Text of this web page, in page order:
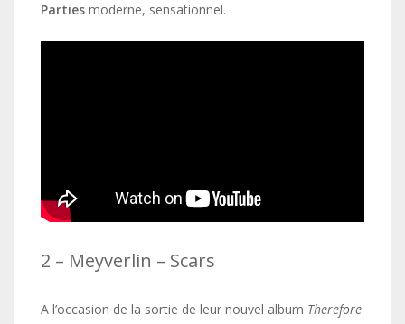
Parties moderne, sensationnel.
2 – Meyverlin – Scars
A l’occasion de la sortie de leur nouvel album Therefore